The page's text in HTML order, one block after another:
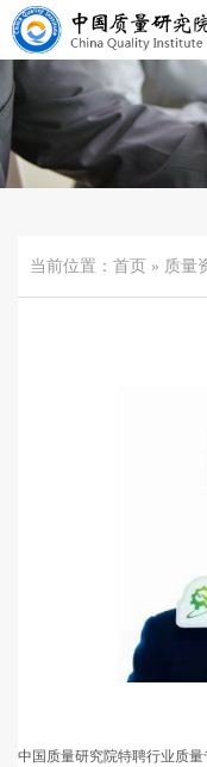
当前位置： 首页 » 质量
中国质量研究院特聘行业质